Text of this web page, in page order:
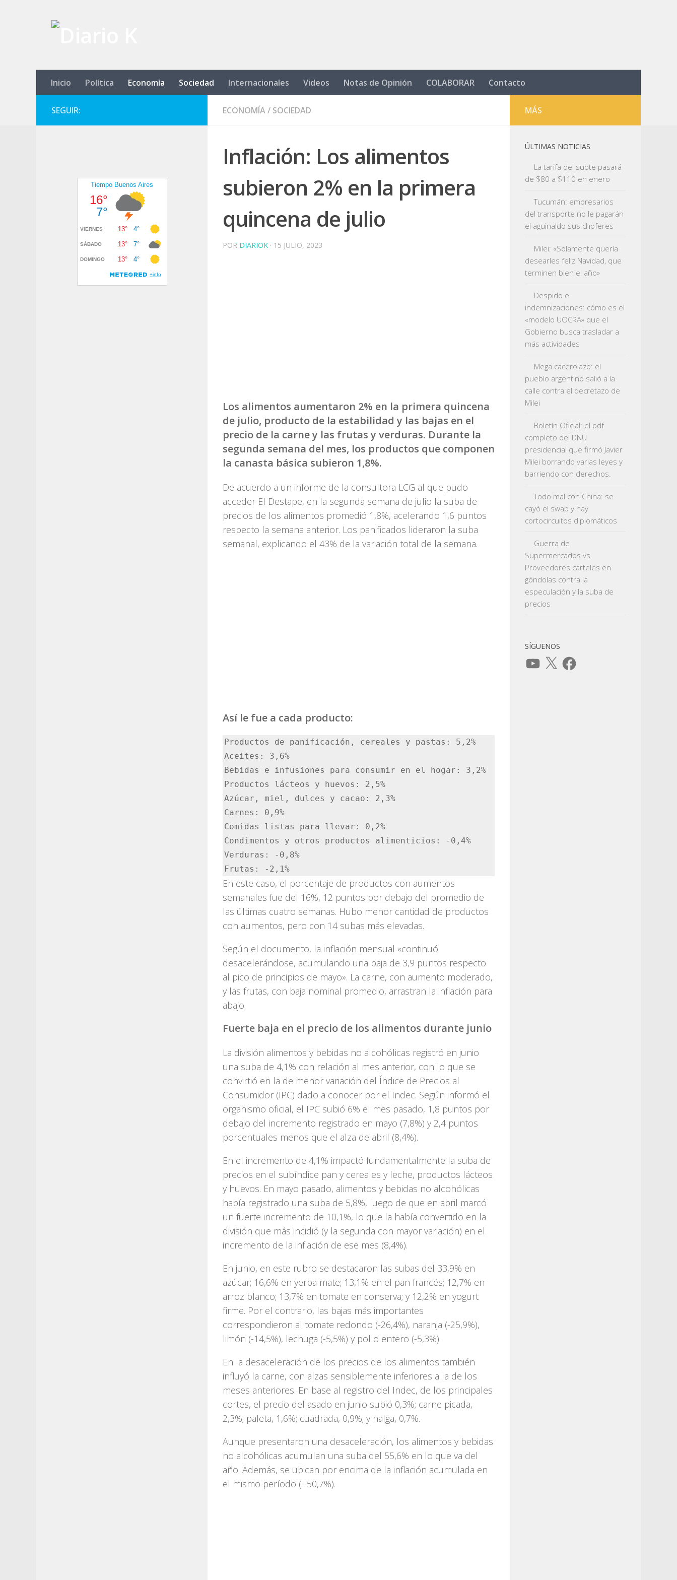
Inicio Política Economía Sociedad Internacionales Videos Notas de Opinión COLABORAR Contacto
ECONOMÍA/ SOCIEDAD
Inflación: Los alimentos
subieron 2% en la primera
quincena de julio
POR DIARIOK · 15 JULIO, 2023
Los alimentos aumentaron 2% en la primera quincena
de julio, producto de la estabilidad y las bajas en el
precio de la carne y las frutas y verduras. Durante la
segunda semana del mes, los productos que componen
la canasta básica subieron 1,8%.
De acuerdo a un informe de la consultora LCG al que pudo
acceder El Destape, en la segunda semana de julio la suba de
precios de los alimentos promedió 1,8%, acelerando 1,6 puntos
respecto la semana anterior. Los panificados lideraron la suba
semanal, explicando el 43% de la variación total de la semana.
Así le fue a cada producto:
Productos de panificación, cereales y pastas: 5,2%
Aceites: 3,6%
Bebidas e infusiones para consumir en el hogar: 3,2%
Productos lácteos y huevos: 2,5%
Azúcar, miel, dulces y cacao: 2,3%
Carnes: 0,9%
Comidas listas para llevar: 0,2%
Condimentos y otros productos alimenticios: -0,4%
Verduras: -0,8%
Frutas: -2,1%
En este caso, el porcentaje de productos con aumentos
semanales fue del 16%, 12 puntos por debajo del promedio de
las últimas cuatro semanas. Hubo menor cantidad de productos
con aumentos, pero con 14 subas más elevadas.
Según el documento, la inflación mensual «continuó
desacelerándose, acumulando una baja de 3,9 puntos respecto
al pico de principios de mayo». La carne, con aumento moderado,
y las frutas, con baja nominal promedio, arrastran la inflación para
abajo.
Fuerte baja en el precio de los alimentos durante junio
La división alimentos y bebidas no alcohólicas registró en junio
una suba de 4,1% con relación al mes anterior, con lo que se
convirtió en la de menor variación del Índice de Precios al
Consumidor (IPC) dado a conocer por el Indec. Según informó el
organismo oficial, el IPC subió 6% el mes pasado, 1,8 puntos por
debajo del incremento registrado en mayo (7,8%) y 2,4 puntos
porcentuales menos que el alza de abril (8,4%).
En el incremento de 4,1% impactó fundamentalmente la suba de
precios en el subíndice pan y cereales y leche, productos lácteos
y huevos. En mayo pasado, alimentos y bebidas no alcohólicas
había registrado una suba de 5,8%, luego de que en abril marcó
un fuerte incremento de 10,1%, lo que la había convertido en la
división que más incidió (y la segunda con mayor variación) en el
incremento de la inflación de ese mes (8,4%).
En junio, en este rubro se destacaron las subas del 33,9% en
azúcar; 16,6% en yerba mate; 13,1% en el pan francés; 12,7% en
arroz blanco; 13,7% en tomate en conserva; y 12,2% en yogurt
firme. Por el contrario, las bajas más importantes
correspondieron al tomate redondo (-26,4%), naranja (-25,9%),
limón (-14,5%), lechuga (-5,5%) y pollo entero (-5,3%).
En la desaceleración de los precios de los alimentos también
influyó la carne, con alzas sensiblemente inferiores a la de los
meses anteriores. En base al registro del Indec, de los principales
cortes, el precio del asado en junio subió 0,3%; carne picada,
2,3%; paleta, 1,6%; cuadrada, 0,9%; y nalga, 0,7%.
Aunque presentaron una desaceleración, los alimentos y bebidas
no alcohólicas acumulan una suba del 55,6% en lo que va del
año. Además, se ubican por encima de la inflación acumulada en
el mismo período (+50,7%).
SEGUIR: MÁS
ÚLTIMAS NOTICIAS
La tarifa del subte pasará
de $80 a $110 en enero
Tucumán: empresarios
del transporte no le pagarán
el aguinaldo sus choferes
Milei: «Solamente quería
desearles feliz Navidad, que
terminen bien el año»
Despido e
indemnizaciones: cómo es el
«modelo UOCRA» que el
Gobierno busca trasladar a
más actividades
Mega cacerolazo: el
pueblo argentino salió a la
calle contra el decretazo de
Milei
Boletín Oficial: el pdf
completo del DNU
presidencial que firmó Javier
Milei borrando varias leyes y
barriendo con derechos.
Todo mal con China: se
cayó el swap y hay
cortocircuitos diplomáticos
Guerra de
Supermercados vs
Proveedores carteles en
góndolas contra la
especulación y la suba de
precios
SÍGUENOS
YouTube
X Facebook